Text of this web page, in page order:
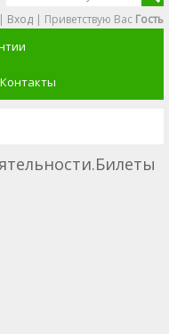
| Вход| Приветствую Вас Гость
Контакты